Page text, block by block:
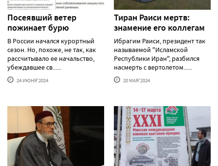
Посеявший ветер
пожинает бурю
В России начался курортный
сезон. Но, похоже, не так, как
рассчитывало ее начальство,
убеждавшее св......
24 ИЮНЯ'2024
Тиран Раиси мертв:
знамение его коллегам
Ибрагим Раиси, президент так
называемой "Исламской
Республики Иран", разбился
насмерть с вертолетом......
20 МАЯ'2024